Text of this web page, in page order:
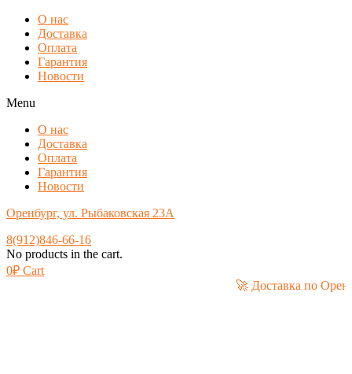
О нас
Доставка
Оплата
Гарантия
Новости
Menu
О нас
Доставка
Оплата
Гарантия
Новости
Оренбург, ул. Рыбаковская 23А
8(912)846-66-16
No products in the cart.
0₽ Cart
🚀 Доставка